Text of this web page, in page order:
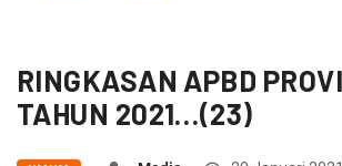
RINGKASAN APBD
TAHUN 2021…(23)